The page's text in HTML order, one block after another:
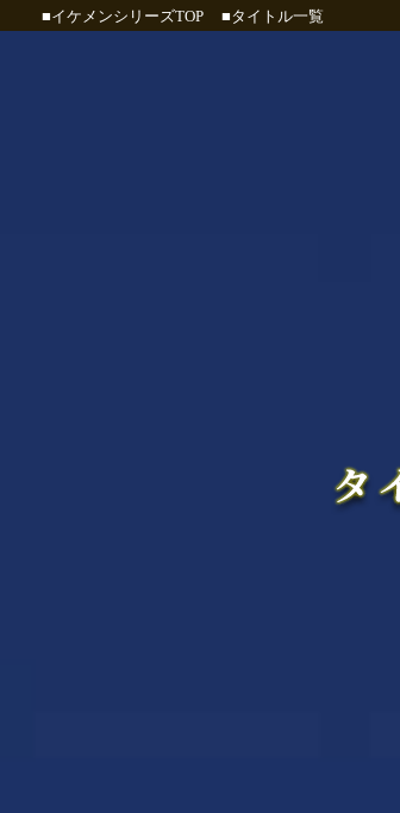
■イケメンシリーズTOP ■タイトル一覧